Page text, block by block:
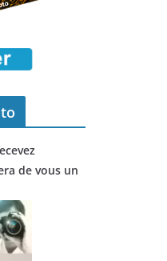
de vous un